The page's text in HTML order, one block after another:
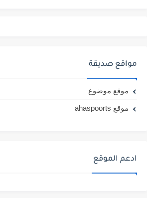
مواقع صديقة
موقع موضوع
موقع ahaspoorts
ادعم الموقع